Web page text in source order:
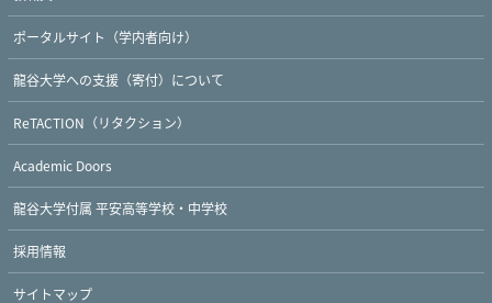
ポータルサイト（学内者向け）
龍谷大学への支援（寄付）について
ReTACTION（リタクション）
Academic Doors
龍谷大学付属 平安高等学校・中学校
採用情報
サイトマップ